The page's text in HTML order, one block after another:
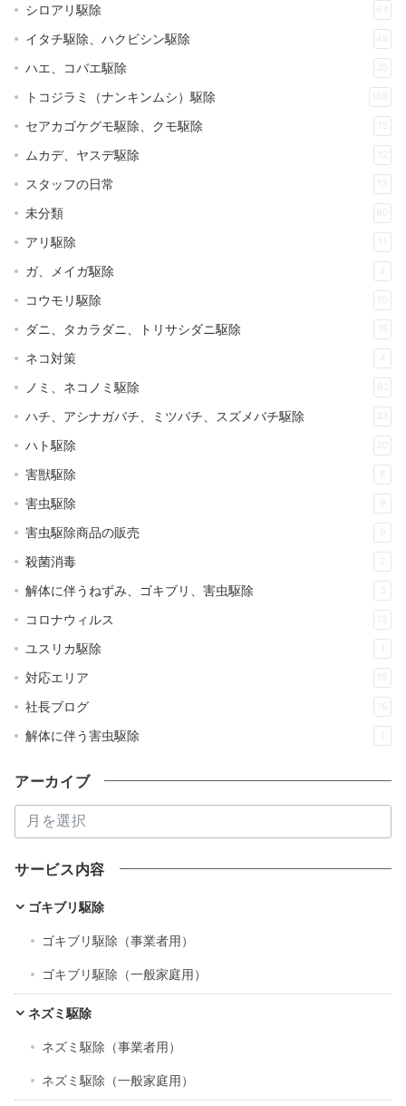
シロアリ駆除 64
イタチ駆除、ハクビシン駆除 49
ハエ、コバエ駆除 25
トコジラミ（ナンキンムシ）駆除 168
セアカゴケグモ駆除、クモ駆除 15
ムカデ、ヤスデ駆除 12
スタッフの日常
未分類 80
アリ駆除
ガ、メイガ駆除 2
コウモリ駆除 10
ダニ、タカラダニ、トリサシダニ駆除 15
ネコ対策 4
ノミ、ネコノミ駆除 62
ハチ、アシナガバチ、ミツバチ、スズメバチ駆除
ハト駆除 30
害獣駆除 8
害虫駆除 9
害虫駆除商品の販売 9
殺菌消毒 2
解体に伴うねずみ、ゴキブリ、害虫駆除
コロナウィルス
ユスリカ駆除
対応エリア 19
社長ブログ 16
解体に伴う害虫駆除
アーカイブ
ー
カ
イ
ブ
サービス内容
ゴキブリ駆除
ゴキブリ駆除（事業者用）
ゴキブリ駆除（一般家庭用）
ネズミ駆除
ネズミ駆除（事業者用）
ネズミ駆除（一般家庭用）